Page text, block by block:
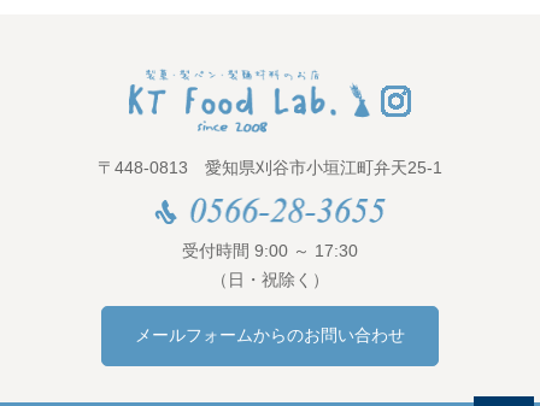
〒448-0813 愛知県刈谷市小垣江町弁天25-1
受付時間 9:00 ～ 17:30
（日・祝除く）
メールフォームからのお問い合わせ